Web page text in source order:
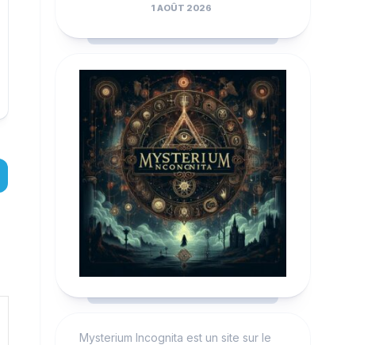
1 AOÛT 2026
Mysterium Incognita est un site sur le